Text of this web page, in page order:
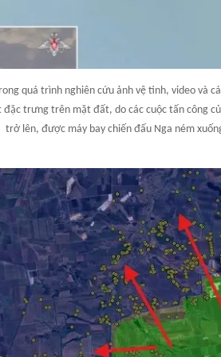
quá trình nghiên cứu ảnh vệ tinh, video và
trưng trên mặt đất, do các cuộc tấn công
trở lên, được máy bay chiến đấu Nga ném